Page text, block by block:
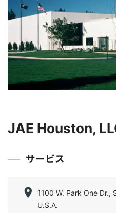
JAE Houston,
サービス
1100 W. Park One Dr.,
U.S.A.